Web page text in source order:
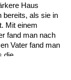
Haus
bereits, als sie in
Mit einem
fand man nach
Vater fand man
die